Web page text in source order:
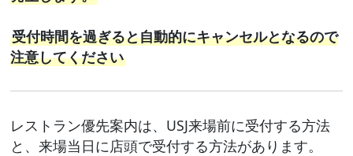
受付時間を過ぎると自動的にキャンセルとなるので
注意してください
レストラン優先案内は、USJ来場前に受付する方法
と、来場当日に店頭で受付する方法があります。